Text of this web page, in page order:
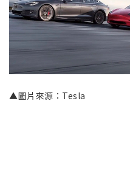
▲圖片來源：Tesla